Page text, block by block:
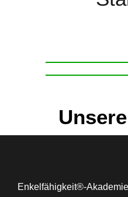
Enkelfähigkeit®-Akademie